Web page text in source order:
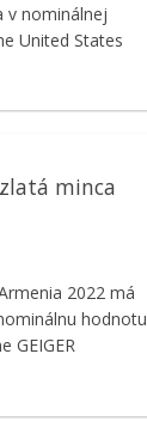
v nominálnej
United States
minca
2022 má
hodnotu
GEIGER